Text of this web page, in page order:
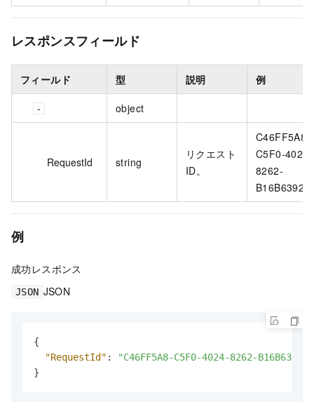
レスポンスフィールド
フィールド 型 説明 例
object
RequestId string
リクエスト
ID。
C46FF5A8-
C5F0-4024-
8262-
例
成功レスポンス
JSON JSON
{
"RequestId" :
"C46FF5A8-C5F0-4024-8262-
}